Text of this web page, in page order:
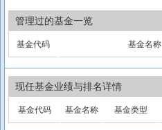
管理过的基金一览
基金代码 基金名称
现任基金业绩与排名详情
基金代码 基金名称 基金类型